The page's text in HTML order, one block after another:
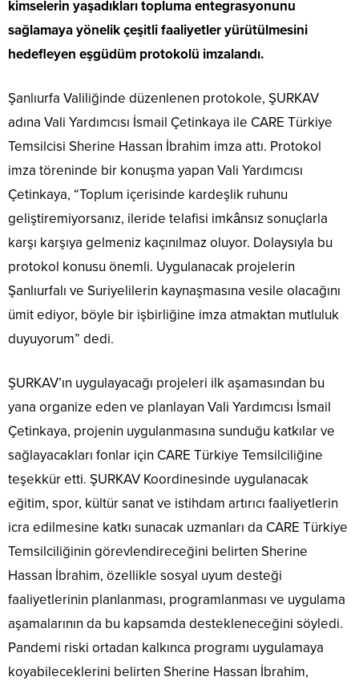
kimselerin yaşadıkları topluma entegrasyonunu
sağlamaya yönelik çeşitli faaliyetler yürütülmesini
hedefleyen eşgüdüm protokolü imzalandı.
Şanlıurfa Valiliğinde düzenlenen protokole, ŞURKAV
adına Vali Yardımcısı İsmail Çetinkaya ile CARE Türkiye
Temsilcisi Sherine Hassan İbrahim imza attı. Protokol
imza töreninde bir konuşma yapan Vali Yardımcısı
Çetinkaya, “Toplum içerisinde kardeşlik ruhunu
geliştiremiyorsanız, ileride telafisi imkânsız sonuçlarla
karşı karşıya gelmeniz kaçınılmaz oluyor. Dolaysıyla bu
protokol konusu önemli. Uygulanacak projelerin
Şanlıurfalı ve Suriyelilerin kaynaşmasına vesile olacağını
ümit ediyor, böyle bir işbirliğine imza atmaktan mutluluk
duyuyorum” dedi.
ŞURKAV’ın uygulayacağı projeleri ilk aşamasından bu
yana organize eden ve planlayan Vali Yardımcısı İsmail
Çetinkaya, projenin uygulanmasına sunduğu katkılar ve
sağlayacakları fonlar için CARE Türkiye Temsilciliğine
teşekkür etti. ŞURKAV Koordinesinde uygulanacak
eğitim, spor, kültür sanat ve istihdam artırıcı faaliyetlerin
icra edilmesine katkı sunacak uzmanları da CARE Türkiye
Temsilciliğinin görevlendireceğini belirten Sherine
Hassan İbrahim, özellikle sosyal uyum desteği
faaliyetlerinin planlanması, programlanması ve uygulama
aşamalarının da bu kapsamda destekleneceğini söyledi.
Pandemi riski ortadan kalkınca programı uygulamaya
koyabileceklerini belirten Sherine Hassan İbrahim,